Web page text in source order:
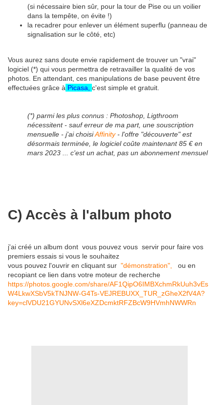
(si nécessaire bien sûr, pour la tour de Pise ou un voilier
dans la tempête, on évite !)
la recadrer pour enlever un élément superflu (panneau de
signalisation sur le côté, etc)
Vous aurez sans doute envie rapidement de trouver un "vrai"
logiciel (*) qui vous permettra de retravailler la qualité de vos
photos. En attendant, ces manipulations de base peuvent être
effectuées grâce à Picasa, c'est simple et gratuit.
(*) parmi les plus connus : Photoshop, Ligthroom
nécessitent - sauf erreur de ma part, une souscription
mensuelle - j'ai choisiAffinity- l'offre "découverte" est
désormais terminée, le logiciel coûte maintenant 85 € en
mars 2023 ... c'est un achat, pas un abonnement mensuel
C) Accès à l'album photo
j'ai créé un album dont vous pouvez vous servir pour faire vos
premiers essais si vous le souhaitez
vous pouvez l'ouvrir en cliquant sur "démonstration",
ou en
recopiant ce lien dans votre moteur de recherche
https://photos.google.com/share/AF1QipO6IMBXchmRkUuh3vEs
W4LkwXSbV5kTNJNW-G4Ts-VEJREBUXX_TUR_zGheX2fV4A?
key=clVDU21GYUNvSXl6eXZDcmktRFZBcW9HVmhNWWRn